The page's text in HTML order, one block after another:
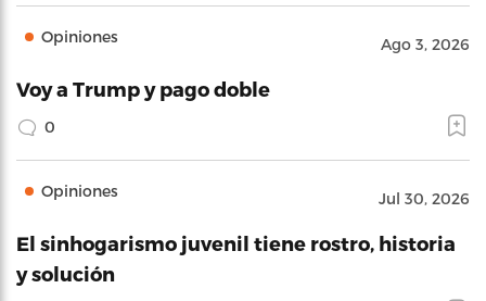
Opiniones Ago 3, 2026
Voy a Trump y pago doble
0
Opiniones Jul 30, 2026
El sinhogarismo juvenil tiene rostro, historia
y solución